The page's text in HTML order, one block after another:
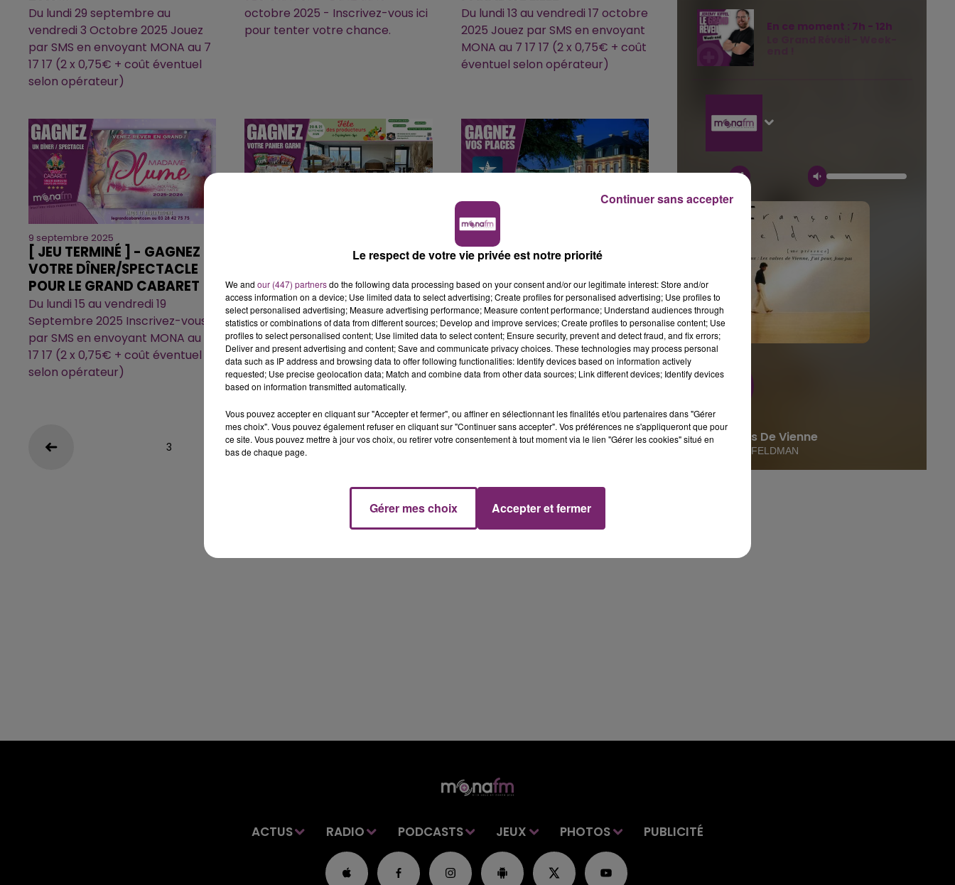
Du lundi 29 septembre au
vendredi 3 Octobre 2025 Jouez
par SMS en envoyant MONA au 7
17 17 (2 x 0,75€ + coût éventuel
selon opérateur)
octobre 2025 - Inscrivez-vous ici
pour tenter votre chance.
Du lundi 13 au vendredi 17 octobre
2025 Jouez par SMS en envoyant
MONA au 7 17 17 (2 x 0,75€ + coût
éventuel selon opérateur)
9 septembre 2025
[ JEU TERMINÉ ] - GAGNEZ
VOTRE DÎNER/SPECTACLE
POUR LE GRAND CABARET
Du lundi 15 au vendredi 19
Septembre 2025 Inscrivez-vous
par SMS en envoyant MONA au 7
17 17 (2 x 0,75€ + coût éventuel
selon opérateur)
[ JEU TERMINÉ ] - GAGNEZ
LA PÂTISSERIE DES...
Jeu gratuit du 8 au 20 septembre
2025
7 août 2025
GAGNEZ VOS 4 PLACES
Jouez par SMS en envoyant FILM
au 7 17 17 (2 x 0,75€ + coût
éventuel selon opérateur)
3 5 6 7 8 9 10 11 12
Les Valses De Vienne
FRANCOIS FELDMAN
En ce moment : 7h - 12h
ACTUS RADIO PODCASTS JEUX PHOTOS PUBLICITÉ
Le respect de votre vie privée est notre priorité
We and our (447) partnersdo the following data processing based on your consent and/or our legitimate interest: Store and/or
access information on a device; Use limited data to select advertising; Create profiles for personalised advertising; Use profiles to
select personalised advertising; Measure advertising performance; Measure content performance; Understand audiences through
statistics or combinations of data from different sources; Develop and improve services; Create profiles to personalise content; Use
profiles to select personalised content; Use limited data to select content; Ensure security, prevent and detect fraud, and fix errors;
Deliver and present advertising and content; Save and communicate privacy choices. These technologies may process personal
data such as IP address and browsing data to offer following functionalities: Identify devices based on information actively
requested; Use precise geolocation data; Match and combine data from other data sources; Link different devices; Identify devices
based on information transmitted automatically.
Vous pouvez accepter en cliquant sur "Accepter et fermer", ou affiner en sélectionnant les finalités et/ou partenaires dans "Gérer
mes choix". Vous pouvez également refuser en cliquant sur "Continuer sans accepter". Vos préférences ne s'appliqueront que pour
ce site. Vous pouvez mettre à jour vos choix, ou retirer votre consentement à tout moment via le lien "Gérer les cookies" situé en
bas de chaque page.
Gérer mes choix Accepter et fermer
Continuer sans accepter